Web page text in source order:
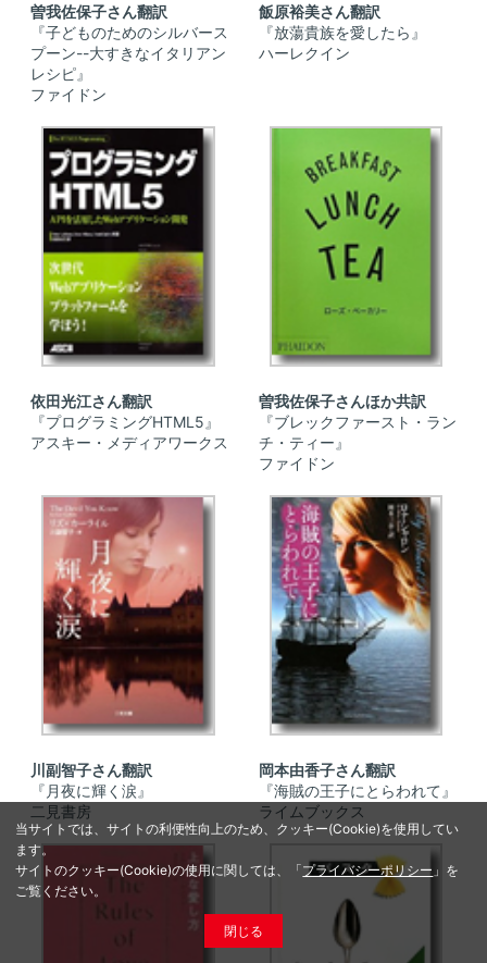
当サイトでは、サイトの利便性向上のため、クッキー(Cookie)を使用してい
ます。
サイトのクッキー(Cookie)の使用に関しては、「プライバシーポリシー 」を
ご覧ください。
閉じる
曽我佐保子さん翻訳
『子どものためのシルバース
プーン--大すきなイタリアン
レシピ』
ファイドン
飯原裕美さん翻訳
『放蕩貴族を愛したら』
ハーレクイン
依田光江さん翻訳
『プログラミングHTML5』
アスキー・メディアワークス
曽我佐保子さんほか共訳
『ブレックファースト・ラン
チ・ティー』
ファイドン
川副智子さん翻訳
『月夜に輝く涙』
二見書房
岡本由香子さん翻訳
『海賊の王子にとらわれて』
ライムブックス